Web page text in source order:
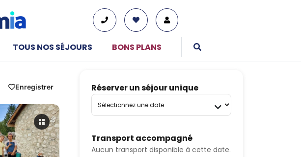
TOUS NOS SÉJOURS BONS PLANS
01 76 38 10 92
Du lundi au vendredi : 9h30-13h et 14h-19h
Le samedi : 10h-17h
Enregistrer Réserver un séjour unique
Transport accompagné
Aucun transport disponible à cette date.